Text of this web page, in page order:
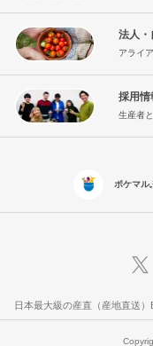
法人・
アライ
採用情
生産者
ポケマル
日本最大級の産直（産地直送